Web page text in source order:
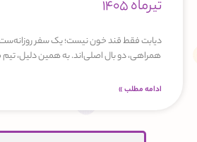
تیرماه 1405
دیابت فقط قند خون نیست؛ یک سفر
همراهی، دو بال اصلی‌اند. به همین دلیل،
ادامه مطلب »